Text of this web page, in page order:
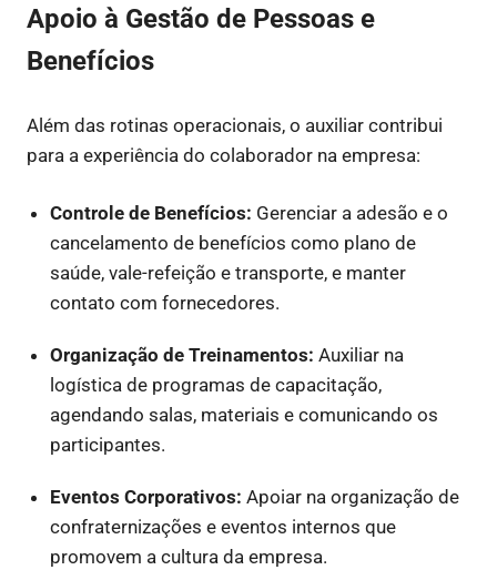
Apoio à Gestão de Pessoas e
Benefícios
Além das rotinas operacionais, o auxiliar contribui
para a experiência do colaborador na empresa:
Controle de Benefícios: Gerenciar a adesão e o
cancelamento de benefícios como plano de
saúde, vale-refeição e transporte, e manter
contato com fornecedores.
Organização de Treinamentos: Auxiliar na
logística de programas de capacitação,
agendando salas, materiais e comunicando os
participantes.
Eventos Corporativos: Apoiar na organização de
confraternizações e eventos internos que
promovem a cultura da empresa.